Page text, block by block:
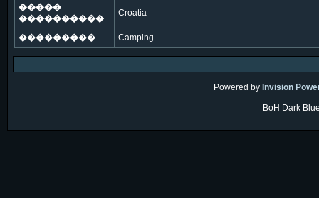
�����
����������
Croatia
��������� Camping
Powered by Invision
BoH Dark